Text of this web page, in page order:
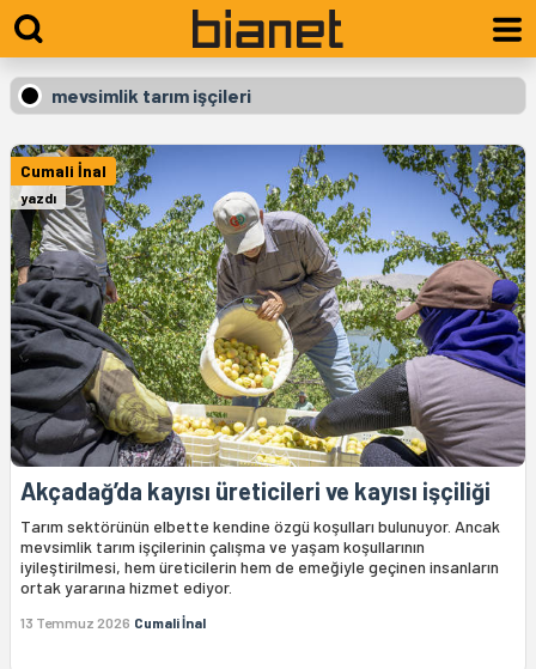
mevsimlik tarım işçileri
Cumali İnal
yazdı
Akçadağ’da kayısı üreticileri ve kayısı işçiliği
Tarım sektörünün elbette kendine özgü koşulları bulunuyor. Ancak
mevsimlik tarım işçilerinin çalışma ve yaşam koşullarının
iyileştirilmesi, hem üreticilerin hem de emeğiyle geçinen insanların
ortak yararına hizmet ediyor.
13 Temmuz 2026 Cumali İnal